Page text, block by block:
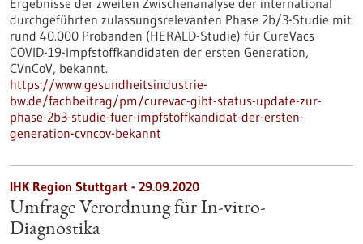
Ergebnisse der zweiten Zwischenanalyse der international
durchgeführten zulassungsrelevanten Phase 2b/3-Studie mit
rund 40.000 Probanden (HERALD-Studie) für CureVacs
COVID-19-Impfstoffkandidaten der ersten Generation,
CVnCoV, bekannt.
https://www.gesundheitsindustrie-
bw.de/fachbeitrag/pm/curevac-gibt-status-update-zur-
phase-2b3-studie-fuer-impfstoffkandidat-der-ersten-
generation-cvncov-bekannt
IHK Region Stuttgart - 29.09.2020
Umfrage Verordnung für In-vitro-
Diagnostika